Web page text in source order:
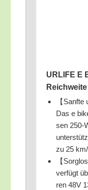
URLIFE E
【Sanf­te
Das e
sen 250-
zu 25
【
ver­fügt
ren 48V